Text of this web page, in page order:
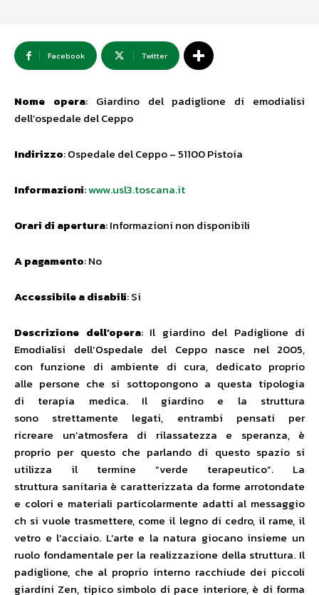
Facebook Twitter
Nome opera: Giardino del padiglione di emodialisi
dell’ospedale del Ceppo
Indirizzo: Ospedale del Ceppo – 51100 Pistoia
Informazioni:www.usl3.toscana.it
Orari di apertura: Informazioni non disponibili
A pagamento: No
Accessibile a disabili: Si
Descrizione dell’opera: Il giardino del Padiglione di
Emodialisi dell’Ospedale del Ceppo nasce nel 2005,
con funzione di ambiente di cura, dedicato proprio
alle persone che si sottopongono a questa tipologia
di terapia medica. Il giardino e la struttura
sono strettamente legati, entrambi pensati per
ricreare un’atmosfera di rilassatezza e speranza, è
proprio per questo che parlando di questo spazio si
utilizza il termine “verde terapeutico”. La
struttura sanitaria è caratterizzata da forme arrotondate
e colori e materiali particolarmente adatti al messaggio
ch si vuole trasmettere, come il legno di cedro, il rame, il
vetro e l’acciaio. L’arte e la natura giocano insieme un
ruolo fondamentale per la realizzazione della struttura. Il
padiglione, che al proprio interno racchiude dei piccoli
giardini Zen, tipico simbolo di pace interiore, è di forma